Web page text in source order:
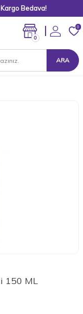
Kargo Bedava!
ARA
0
0
150 ML